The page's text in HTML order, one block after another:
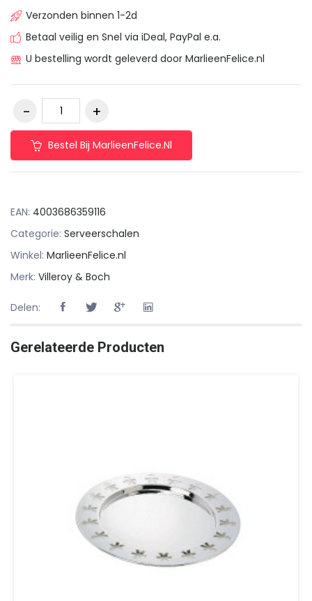
Verzonden binnen 1-2d
Betaal veilig en Snel via iDeal, PayPal e.a.
U bestelling wordt geleverd door MarlieenFelice.nl
Bestel Bij MarlieenFelice.nl
EAN: 4003686359116
Categorie: Serveerschalen
Winkel: MarlieenFelice.nl
Merk: Villeroy & Boch
Delen:
Gerelateerde Producten